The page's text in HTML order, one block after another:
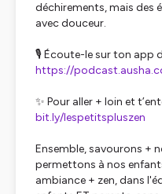
déchirements, mais des
avec douceur.
🎙️ Écoute-le sur ton app
https://
✨ Pour aller + loin et
bit.ly/lespetitspluszen
Ensemble, savourons +
permettons à nos
ambiance + zen, dans